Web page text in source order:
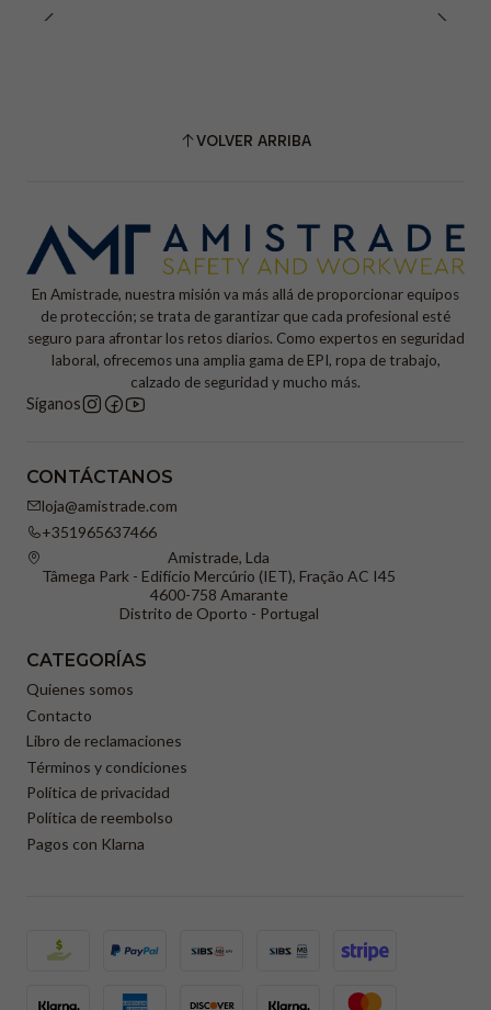
VOLVER ARRIBA
En Amistrade, nuestra misión va más allá de proporcionar equipos
de protección; se trata de garantizar que cada profesional esté
seguro para afrontar los retos diarios. Como expertos en seguridad
laboral, ofrecemos una amplia gama de EPI, ropa de trabajo,
calzado de seguridad y mucho más.
Síganos
CONTÁCTANOS
loja@amistrade.com
+351965637466
Amistrade, Lda
Tâmega Park - Edifício Mercúrio (IET), Fração AC I45
4600-758 Amarante
Distrito de Oporto - Portugal
CATEGORÍAS
Quienes somos
Contacto
Libro de reclamaciones
Términos y condiciones
Política de privacidad
Política de reembolso
Pagos con Klarna